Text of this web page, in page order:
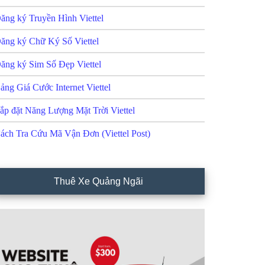
ký Truyền Hình Viettel
ký Chữ Ký Số Viettel
ký Sim Số Đẹp Viettel
Giá Cước Internet Viettel
đặt Năng Lượng Mặt Trời Viettel
Tra Cứu Mã Vận Đơn (Viettel Post)
Thuê Xe Quảng Ngãi